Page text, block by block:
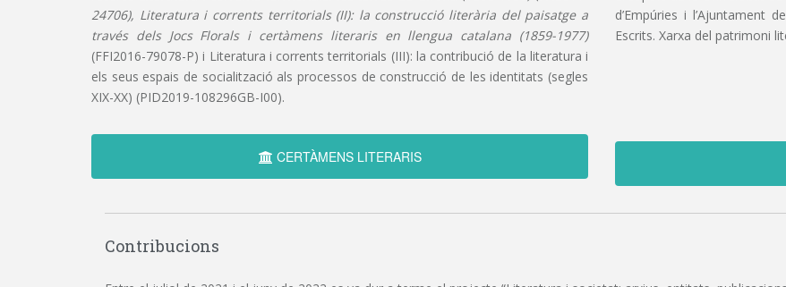
24706), Literatura i corrents territorials (II): la construcció literària del paisatge a
través dels Jocs Florals i certàmens literaris en llengua catalana (1859-1977)
(FFI2016-79078-P) i Literatura i corrents territorials (III): la contribució de la literatura i
els seus espais de socialització als processos de construcció de les identitats (segles
XIX-XX) (PID2019-108296GB-I00).
CERTÀMENS LITERARIS
d’Empúries i l’Ajuntament
Escrits. Xarxa del patrimoni
Contribucions